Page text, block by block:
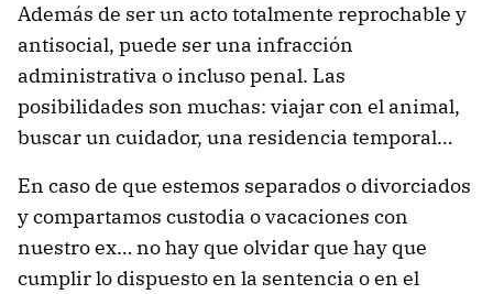
Además de ser un acto totalmente reprochable y
antisocial, puede ser una infracción
administrativa o incluso penal. Las
posibilidades son muchas: viajar con el animal,
buscar un cuidador, una residencia temporal…
En caso de que estemos separados o divorciados
y compartamos custodia o vacaciones con
nuestro ex… no hay que olvidar que hay que
cumplir lo dispuesto en la sentencia o en el